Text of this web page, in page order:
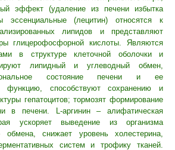
эффект (удаление из печени избытка
эссенциальные (лецитин) относятся к
липидов и представляют
глицерофосфорной кислоты. Являются
в структуре клеточной оболочки и
липидный и углеводный обмен,
состояние печени и ее
функцию, способствуют сохранению и
гепатоцитов; тормозят формирование
в печени. L-аргинин – алифатическая
ускоряет выведение из организма
обмена, снижает уровень холестерина,
систем и трофику тканей.